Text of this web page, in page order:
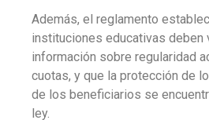
Además, el reglamento
instituciones educativas deben
información sobre regularidad
cuotas, y que la protección de
de los beneficiarios se
ley.